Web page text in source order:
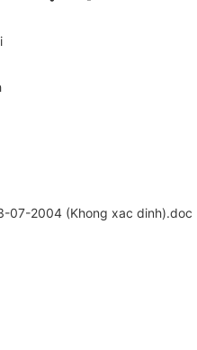
07-2004 (Khong xac dinh).doc